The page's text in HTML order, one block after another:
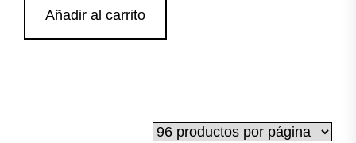
Añadir al carrito